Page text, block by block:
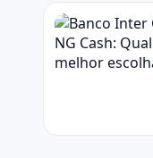
Pressione Enter
Banco